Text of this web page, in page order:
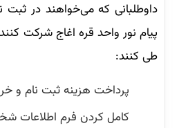
داوطلبانی که می‌خواهند در ثبت
پیام نور واحد قره اغاج شرکت
طی کنند:
پرداخت هزینه ثبت نام و
کامل کردن فرم اطلاعات